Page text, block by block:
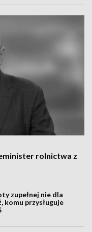
rolnictwa z
zupełnej nie dla
komu przysługuje